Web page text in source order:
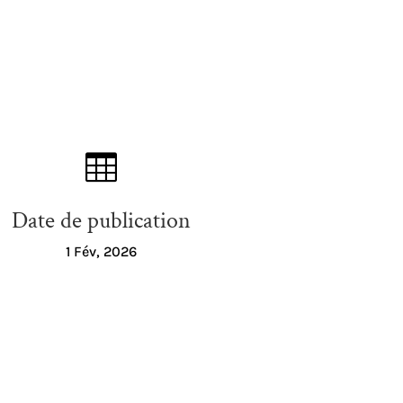

Date de publication
1 Fév, 2026